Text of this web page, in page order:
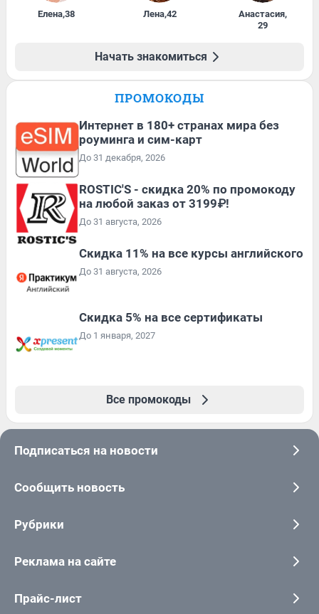
Елена,38 Лена,42 Анастасия,
29
Начать знакомиться
ПРОМОКОДЫ
Интернет в 180+ странах мира без
роуминга и сим-карт
До 31 декабря, 2026
ROSTIC'S - скидка 20% по промокоду
на любой заказ от 3199₽!
До 31 августа, 2026
Скидка 11% на все курсы английского
До 31 августа, 2026
Скидка 5% на все сертификаты
До 1 января, 2027
Все промокоды
Подписаться на новости
Сообщить новость
Рубрики
Реклама на сайте
Прайс-лист